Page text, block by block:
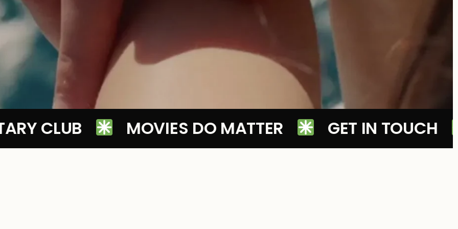
CLUB MOVIES DO MATTER GET IN TOUCH